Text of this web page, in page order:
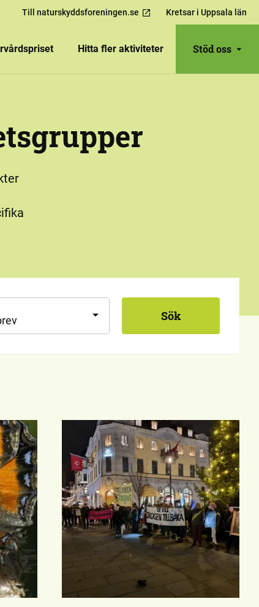
Till naturskyddsforeningen.se Kretsar i Uppsala län
Hitta fler aktiviteter Stöd oss
Sök